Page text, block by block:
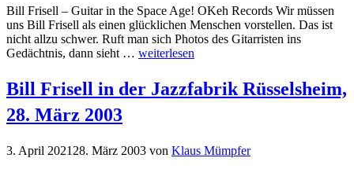
Bill Frisell – Guitar in the Space Age! OKeh Records Wir müssen
uns Bill Frisell als einen glücklichen Menschen vorstellen. Das ist
nicht allzu schwer. Ruft man sich Photos des Gitarristen ins
Gedächtnis, dann sieht … weiterlesen
Bill Frisell in der Jazzfabrik Rüsselsheim,
28. März 2003
3. April 2021 28. März 2003 von Klaus Mümpfer